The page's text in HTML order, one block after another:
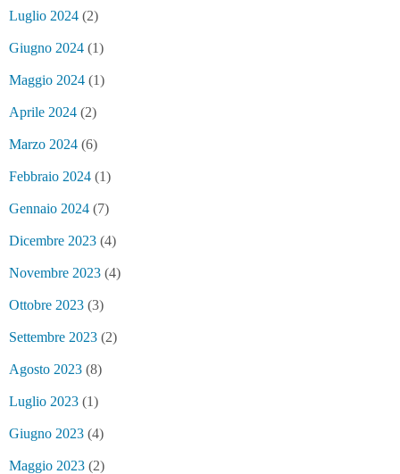
Luglio 2024 (2)
Giugno 2024 (1)
Maggio 2024 (1)
Aprile 2024 (2)
Marzo 2024 (6)
Febbraio 2024 (1)
Gennaio 2024 (7)
Dicembre 2023 (4)
Novembre 2023 (4)
Ottobre 2023 (3)
Settembre 2023 (2)
Agosto 2023 (8)
Luglio 2023 (1)
Giugno 2023 (4)
Maggio 2023 (2)